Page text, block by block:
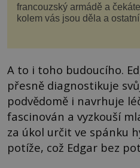
francouzský armádě a
kolem vás jsou děla a
děláte vy? Hrajete si… s
A to i toho budoucího.
přesně diagnostikuje
podvědomě i navrhuje
fascinován a vyzkouší
za úkol určit ve spánku
potíže, což Edgar bez